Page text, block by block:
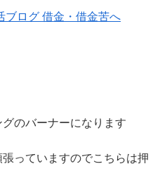
のバーナーになります
っていますのでこちらは押